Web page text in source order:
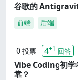
谷歌的
前端 后端
0 投票 4+1 回答
Vibe Coding初学
靠？